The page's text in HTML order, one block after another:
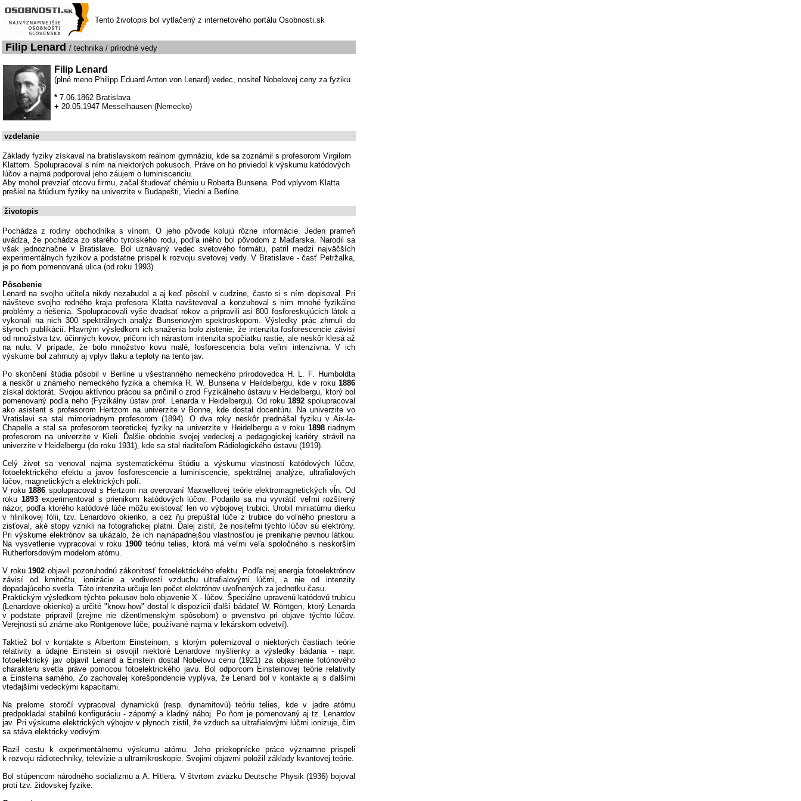
Tento životopis bol vytlačený z internetového portálu Osobnosti.sk
Filip Lenard / technika / prírodné vedy
Filip Lenard
(plné meno Philipp Eduard Anton von Lenard) vedec, nositeľ Nobelovej ceny za fyziku
* 7.06.1862 Bratislava
+ 20.05.1947 Messelhausen (Nemecko)
vzdelanie
Základy fyziky získaval na bratislavskom reálnom gymnáziu, kde sa zoznámil s profesorom Virgilom
Klattom. Spolupracoval s ním na niektorých pokusoch. Práve on ho priviedol k výskumu katódových
lúčov a najmä podporoval jeho záujem o luminiscenciu.
Aby mohol prevziať otcovu firmu, začal študovať chémiu u Roberta Bunsena. Pod vplyvom Klatta
prešiel na štúdium fyziky na univerzite v Budapešti, Viedni a Berlíne.
životopis
Pochádza z rodiny obchodníka s vínom. O jeho pôvode kolujú rôzne informácie. Jeden prameň
uvádza, že pochádza zo starého tyrolského rodu, podľa iného bol pôvodom z Maďarska. Narodil sa
však jednoznačne v Bratislave. Bol uznávaný vedec svetového formátu, patril medzi najväčších
experimentálnych fyzikov a podstatne prispel k rozvoju svetovej vedy. V Bratislave - časť Petržalka,
je po ňom pomenovaná ulica (od roku 1993).
Pôsobenie
Lenard na svojho učiteľa nikdy nezabudol a aj keď pôsobil v cudzine, často si s ním dopisoval. Pri
návšteve svojho rodného kraja profesora Klatta navštevoval a konzultoval s ním mnohé fyzikálne
problémy a riešenia. Spolupracovali vyše dvadsať rokov a pripravili asi 800 fosforeskujúcich látok a
vykonali na nich 300 spektrálnych analýz Bunsenovým spektroskopom. Výsledky prác zhrnuli do
štyroch publikácií. Hlavným výsledkom ich snaženia bolo zistenie, že intenzita fosforescencie závisí
od množstva tzv. účinných kovov, pričom ich nárastom intenzita spočiatku rastie, ale neskôr klesá až
na nulu. V prípade, že bolo množstvo kovu malé, fosforescencia bola veľmi intenzívna. V ich
výskume bol zahrnutý aj vplyv tlaku a teploty na tento jav.
Po skončení štúdia pôsobil v Berlíne u všestranného nemeckého prírodovedca H. L. F. Humboldta
a neskôr u známeho nemeckého fyzika a chemika R. W. Bunsena v Heildelbergu, kde v roku 1886
získal doktorát. Svojou aktívnou prácou sa pričinil o zrod Fyzikálneho ústavu v Heidelbergu, ktorý bol
pomenovaný podľa neho (Fyzikálny ústav prof. Lenarda v Heidelbergu). Od roku 1892spolupracoval
ako asistent s profesorom Hertzom na univerzite v Bonne, kde dostal docentúru. Na univerzite vo
Vratislavi sa stal mimoriadnym profesorom (1894). O dva roky neskôr prednášal fyziku v Aix-la-
Chapelle a stal sa profesorom teoretickej fyziky na univerzite v Heidelbergu a v roku 1898riadnym
profesorom na univerzite v Kieli. Ďalšie obdobie svojej vedeckej a pedagogickej kariéry strávil na
univerzite v Heidelbergu (do roku 1931), kde sa stal riaditeľom Rádiologického ústavu (1919).
Celý život sa venoval najmä systematickému štúdiu a výskumu vlastností katódových lúčov,
fotoelektrického efektu a javov fosforescencie a luminiscencie, spektrálnej analýze, ultrafialových
lúčov, magnetických a elektrických polí.
V roku1886 spolupracoval s Hertzom na overovaní Maxwellovej teórie elektromagnetických vĺn. Od
roku 1893experimentoval s prienikom katódových lúčov. Podarilo sa mu vyvrátiť veľmi rozšírený
názor, podľa ktorého katódové lúče môžu existovať len vo výbojovej trubici. Urobil miniatúrnu dierku
v hliníkovej fólii, tzv. Lenardovo okienko, a cez ňu prepúšťal lúče z trubice do voľného priestoru a
zisťoval, aké stopy vznikli na fotografickej platni. Ďalej zistil, že nositeľmi týchto lúčov sú elektróny.
Pri výskume elektrónov sa ukázalo, že ich najnápadnejšou vlastnosťou je prenikanie pevnou látkou.
Na vysvetlenie vypracoval v roku1900 teóriu telies, ktorá má veľmi veľa spoločného s neskorším
Rutherforsdovým modelom atómu.
V roku1902 objavil pozoruhodnú zákonitosť fotoelektrického efektu. Podľa nej energia fotoelektrónov
závisí od kmitočtu, ionizácie a vodivosti vzduchu ultrafialovými lúčmi, a nie od intenzity
dopadajúceho svetla. Táto intenzita určuje len počet elektrónov uvoľnených za jednotku času.
Praktickým výsledkom týchto pokusov bolo objavenie X - lúčov. Špeciálne upravenú katódovú trubicu
(Lenardove okienko) a určité "know-how" dostal k dispozícii ďalší bádateľ W. Röntgen, ktorý Lenarda
v podstate pripravil (zrejme nie džentlmenským spôsobom) o prvenstvo pri objave týchto lúčov.
Verejnosti sú známe ako Röntgenove lúče, používané najmä v lekárskom odvetví).
Taktiež bol v kontakte s Albertom Einsteinom, s ktorým polemizoval o niektorých častiach teórie
relativity a údajne Einstein si osvojil niektoré Lenardove myšlienky a výsledky bádania - napr.
fotoelektrický jav objavil Lenard a Einstein dostal Nobelovu cenu (1921) za objasnenie fotónového
charakteru svetla práve pomocou fotoelektrického javu. Bol odporcom Einsteinovej teórie relativity
a Einsteina samého. Zo zachovalej korešpondencie vyplýva, že Lenard bol v kontakte aj s ďalšími
vtedajšími vedeckými kapacitami.
Na prelome storočí vypracoval dynamickú (resp. dynamitovú) teóriu telies, kde v jadre atómu
predpokladal stabilnú konfiguráciu - záporný a kladný náboj. Po ňom je pomenovaný aj tz. Lenardov
jav. Pri výskume elektrických výbojov v plynoch zistil, že vzduch sa ultrafialovými lúčmi ionizuje, čím
sa stáva elektricky vodivým.
Razil cestu k experimentálnemu výskumu atómu. Jeho priekopnícke práce významne prispeli
k rozvoju rádiotechniky, televízie a ultramikroskopie. Svojimi objavmi položil základy kvantovej teórie.
Bol stúpencom národného socializmu a A. Hitlera. V štvrtom zväzku Deutsche Physik (1936) bojoval
proti tzv. židovskej fyzike.